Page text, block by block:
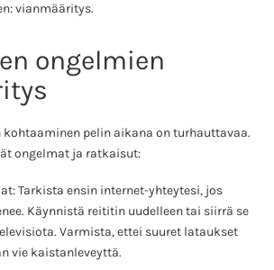
vianmääritys.
ongelmien
kohtaaminen pelin aikana on turhauttavaa.
ongelmat ja ratkaisut:
Tarkista ensin internet-yhteytesi, jos
Käynnistä reititin uudelleen tai siirrä se
Varmista, ettei suuret lataukset
vie kaistanleveyttä.